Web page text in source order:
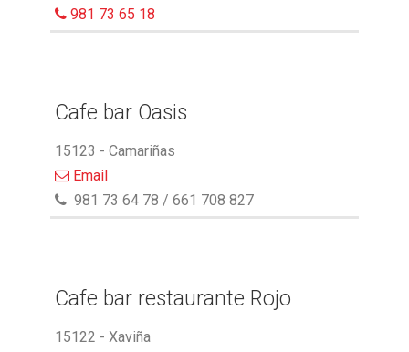
981 73 65 18
Cafe bar Oasis
15123 - Camariñas
Email
981 73 64 78 / 661 708 827
Cafe bar restaurante Rojo
15122 - Xaviña